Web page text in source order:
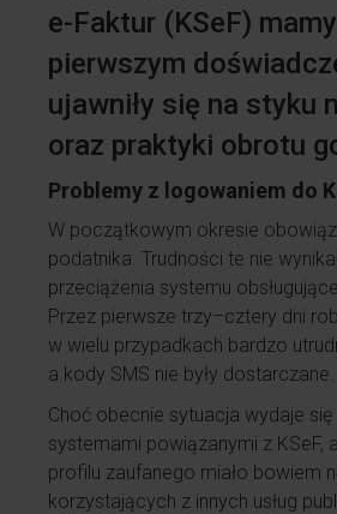
e-Faktur (KSeF)
pierwszym
ujawniły się na styku
oraz praktyki obrotu
Problemy z logowaniem do
W początkowym okresie
podatnika. Trudności te nie
przeciążenia systemu
Przez pierwsze trzy–cztery dni
w wielu przypadkach bardzo
a kody SMS nie były dostarczane.
Choć obecnie sytuacja wydaje
systemami powiązanymi z
profilu zaufanego miało bowiem
korzystających z innych usług